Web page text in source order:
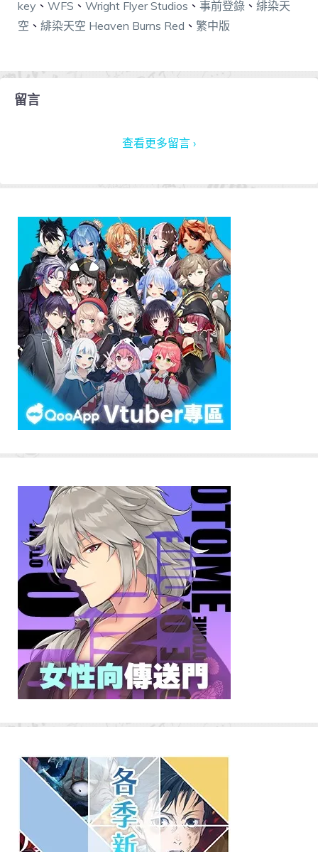
key 、 WFS 、 Wright Flyer Studios 、 事前登錄 、 緋染天
空 、 緋染天空 Heaven Burns Red 、 繁中版
留言
查看更多留言 ›